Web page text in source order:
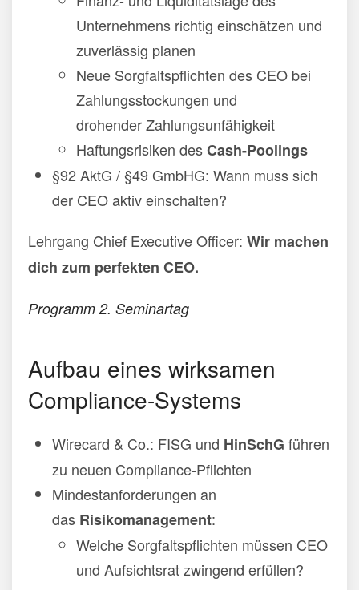
Unternehmens richtig einschätzen und
zuverlässig planen
Neue Sorgfaltspflichten des CEO bei
Zahlungsstockungen und
drohender Zahlungsunfähigkeit
Haftungsrisiken desCash-Poolings
§92 AktG / §49 GmbHG: Wann muss sich
der CEO aktiv einschalten?
Lehrgang Chief Executive Officer: Wir machen
dich zum perfekten CEO.
Programm 2. Seminartag
Aufbau eines wirksamen
Compliance-Systems
Wirecard & Co.: FISG und HinSchG führen
zu neuen Compliance-Pflichten
Mindestanforderungen an
das Risikomanagement:
Welche Sorgfaltspflichten müssen CEO
und Aufsichtsrat zwingend erfüllen?